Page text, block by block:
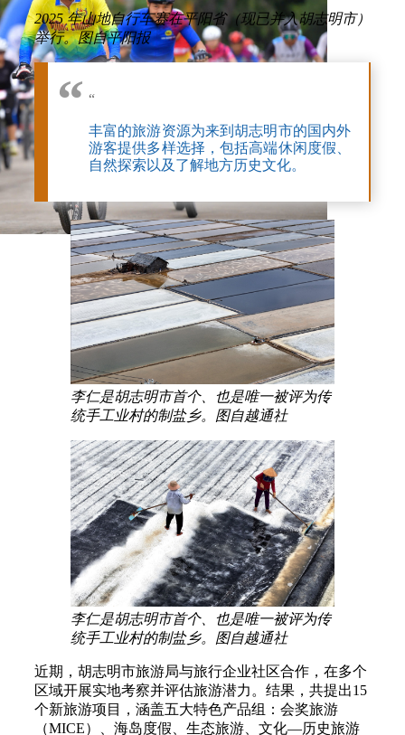
2025 年山地自行车赛在平阳省（现已并入胡志明市）
举行。图自平阳报
“
丰富的旅游资源为来到胡志明市的国内外
游客提供多样选择，包括高端休闲度假、
自然探索以及了解地方历史文化。
李仁是胡志明市首个、也是唯一被评为传
统手工业村的制盐乡。图自越通社
李仁是胡志明市首个、也是唯一被评为传
统手工业村的制盐乡。图自越通社
近期，胡志明市旅游局与旅行企业社区合作，在多个
区域开展实地考察并评估旅游潜力。结果，共提出15
个新旅游项目，涵盖五大特色产品组：会奖旅游
（MICE）、海岛度假、生态旅游、文化—历史旅游